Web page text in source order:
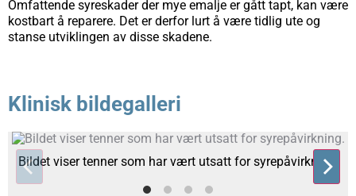
Omfattende syreskader der mye emalje er gått tapt, kan være
kostbart å reparere. Det er derfor lurt å være tidlig ute og
stanse utviklingen av disse skadene.
Klinisk bildegalleri
Bildet viser tenner som har vært utsatt for syrepåvirkning.